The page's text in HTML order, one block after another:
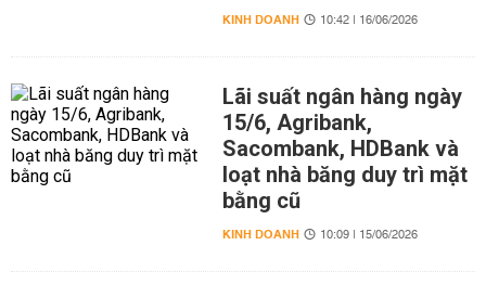
KINH DOANH 10:42 | 16/06/2026
Lãi suất ngân hàng ngày
15/6, Agribank,
Sacombank, HDBank và
loạt nhà băng duy trì mặt
bằng cũ
KINH DOANH 10:09 | 15/06/2026